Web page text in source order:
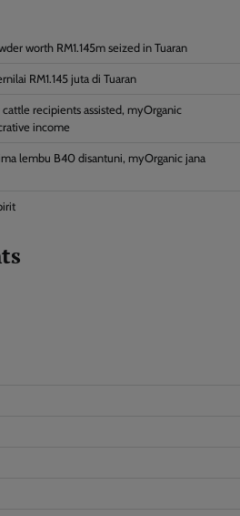
worth RM1.145m seized in Tuaran
RM1.145 juta di Tuaran
recipients assisted, myOrganic
income
lembu B40 disantuni, myOrganic jana